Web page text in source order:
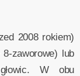
2008 rokiem)
8-zaworowe) lub
W obu